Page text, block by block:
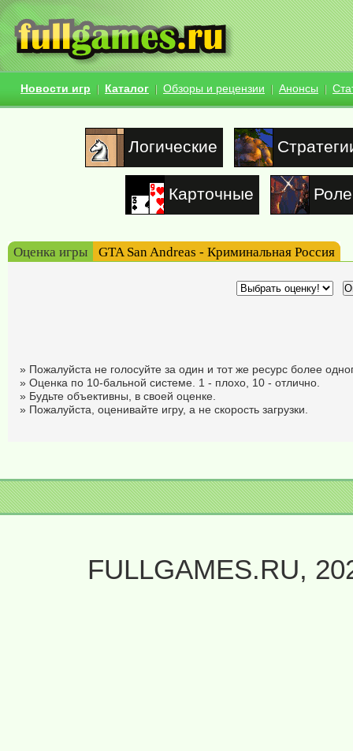
Новости игр Каталог Обзоры и рецензии Анонсы
Логические
Карточные
Оценка игры GTA San Andreas - Криминальная Россия
» Пожалуйста не голосуйте за один и тот же ресурс более
» Оценка по 10-бальной системе. 1 - плохо, 10 - отлично.
» Будьте объективны, в своей оценке.
» Пожалуйста, оценивайте игру, а не скорость загрузки.
FULLGAMES.RU,